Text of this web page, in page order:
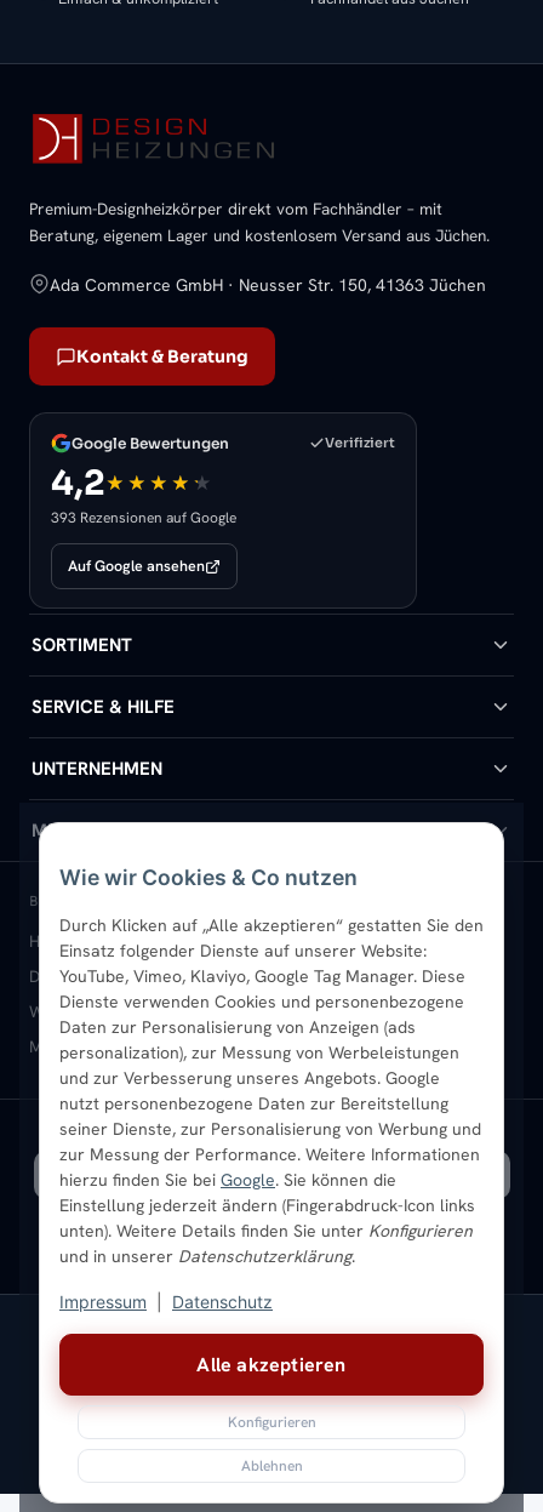
Alle akzeptieren
Konfigurieren
Ablehnen
Wie wir Cookies & Co nutzen
Durch Klicken auf „Alle akzeptieren“ gestatten Sie den
Einsatz folgender Dienste auf unserer Website:
YouTube, Vimeo, Klaviyo, Google Tag Manager. Diese
Dienste verwenden Cookies und personenbezogene
Daten zur Personalisierung von Anzeigen (ads
personalization), zur Messung von Werbeleistungen
und zur Verbesserung unseres Angebots. Google
nutzt personenbezogene Daten zur Bereitstellung
seiner Dienste, zur Personalisierung von Werbung und
zur Messung der Performance. Weitere Informationen
hierzu finden Sie bei Google. Sie können die
Einstellung jederzeit ändern (Fingerabdruck-Icon links
unten). Weitere Details finden Sie unter Konfigurieren
und in unserer Datenschutzerklärung.
Impressum Datenschutz
Premium-Designheizkörper direkt vom Fachhändler – mit
Beratung, eigenem Lager und kostenlosem Versand aus Jüchen.
Ada Commerce GmbH · Neusser Str. 150, 41363 Jüchen
Kontakt & Beratung
Google Bewertungen Verifiziert
4,2
393 Rezensionen auf Google
Auf Google ansehen
SORTIMENT
Badheizkörper
Handtuchheizkörper
Design-Heizkörper
Paneelheizkörper
Vertikal-Heizkörper
Heizkörper-Zubehör
SERVICE & HILFE
Hilfe & Kontakt
Versand & Lieferung
Rückgabe & Widerruf
Garantie & Gewährleistung
Montageservice vor Ort
Sendung verfolgen
UNTERNEHMEN
Wir über uns
Standort & Abholung Jüchen
B2B-Kunden
Karriere
Ratgeber
Bestpreisgarantie
MEIN KONTO
Anmelden / Mein Konto
Merkliste
Newsletter
Aktuelle Angebote
BELIEBTE KATEGORIEN
Heizkörper kaufen Badheizkörper
Handtuchheizkörper
Design-HeizkörperPaneelheizkörperVertikal-Heizkörper
Wandheizkörper Wohnraum-Heizkörper Badheizkörper Schwarz
Mischbetrieb-HeizkörperHeizkörper-ZubehörAktuelle Angebote
SICHERE ZAHLUNG VERSAND MIT
© 2026 Ada Commerce GmbH
* Alle Preise inkl. gesetzlicher USt. |Kostenloser Versand
Impressum AGBWiderrufsbelehrung
Versandkosten
BatteriegesetzSitemap